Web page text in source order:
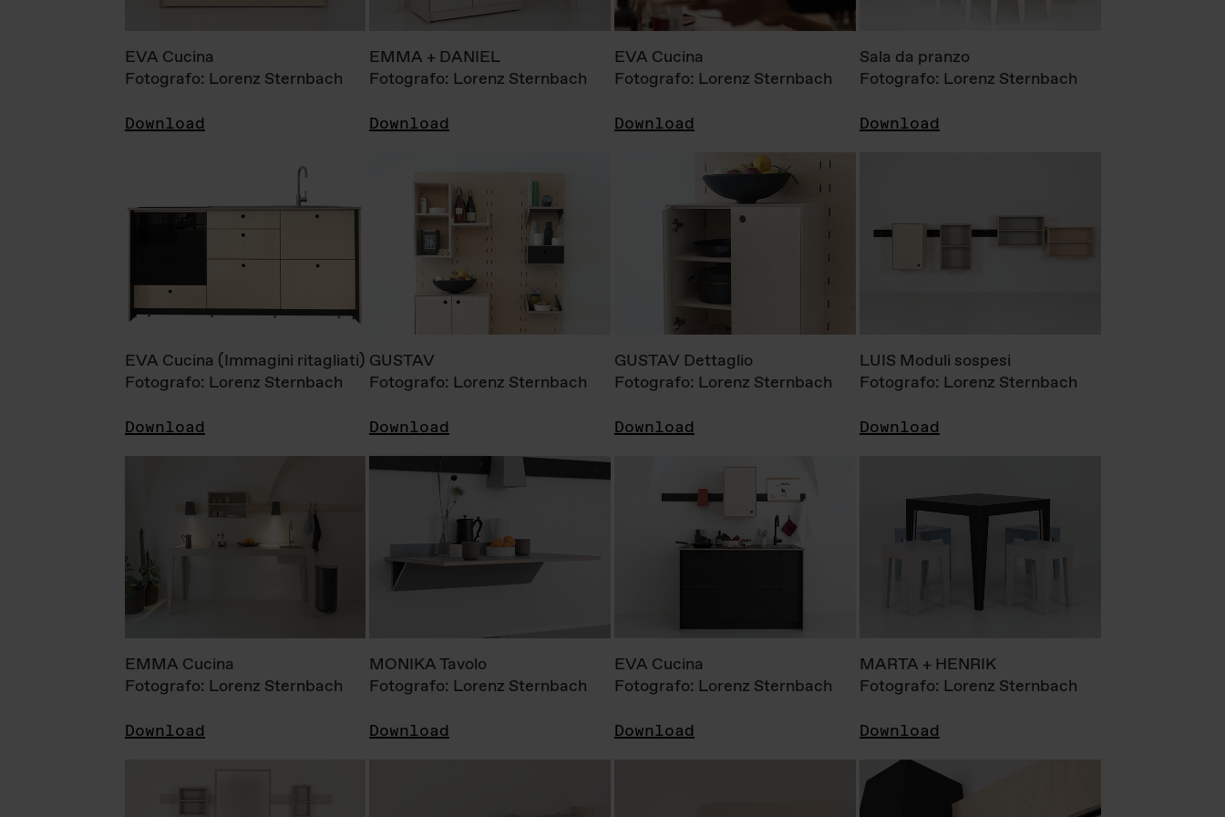
EVA Cucina
Fotografo: Lorenz Sternbach
Download
EMMA + DANIEL
Fotografo: Lorenz Sternbach
Download
EVA Cucina
Fotografo: Lorenz Sternbach
Download
Sala da pranzo
Fotografo: Lorenz Sternbach
Download
EVA Cucina (Immagini ritagliati)
Fotografo: Lorenz Sternbach
Download
GUSTAV
Fotografo: Lorenz Sternbach
Download
GUSTAV Dettaglio
Fotografo: Lorenz Sternbach
Download
LUIS Moduli sospesi
Fotografo: Lorenz Sternbach
Download
EMMA Cucina
Fotografo: Lorenz Sternbach
Download
MONIKA Tavolo
Fotografo: Lorenz Sternbach
Download
EVA Cucina
Fotografo: Lorenz Sternbach
Download
MARTA + HENRIK
Fotografo: Lorenz Sternbach
Download